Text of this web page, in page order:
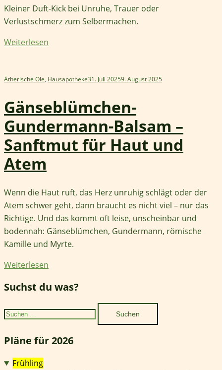
Kleiner Duft-Kick bei Unruhe, Trauer oder
Verlustschmerz zum Selbermachen.
Weiterlesen
Ätherische Öle, Hausapotheke31. Juli 20259. August 2025
Gänseblümchen-
Gundermann-Balsam –
Sanftmut für Haut und
Atem
Wenn die Haut ruft, das Herz unruhig schlägt oder der
Atem schwer geht, dann braucht es nicht viel – nur das
Richtige. Und das kommt oft leise, unscheinbar und
bodennah: Gänseblümchen, Gundermann, römische
Kamille und Myrte.
Weiterlesen
Suchst du was?
Suchen
nach:
Pläne für 2026
Frühling